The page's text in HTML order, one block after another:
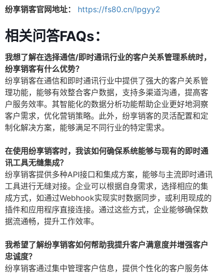
纷享销客官网地址： https://fs80.cn/lpgyy2
相关问答FAQs：
我想了解在选择通信/即时通讯行业的客户关系管理系统时，
纷享销客有什么优势？
纷享销客在通信和即时通讯行业中提供了强大的客户关系管
理功能，能够有效整合客户数据，支持多渠道沟通，提高客
户服务效率。其智能化的数据分析功能帮助企业更好地洞察
客户需求，优化营销策略。此外，纷享销客的灵活配置和定
制化解决方案，能够满足不同行业的特定需求。
在使用纷享销客时，我该如何确保系统能够与现有的即时通
讯工具无缝集成？
纷享销客提供多种API接口和集成方案，能够与主流即时通讯
工具进行无缝对接。企业可以根据自身需求，选择相应的集
成方式，如通过Webhook实现实时数据同步，或利用现成的
插件和应用程序直接连接。通过这些方式，企业能够确保数
据流通畅，提升工作效率。
我希望了解纷享销客如何帮助我提升客户满意度并增强客户
忠诚度？
纷享销客通过集中管理客户信息，提供个性化的客户服务体